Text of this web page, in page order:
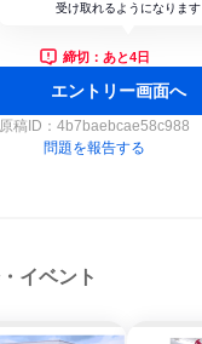
受け取れるようになります
締切：あと4日
エントリー画面へ
原稿ID： 4b7baebcae58c988
問題を報告する
イベント